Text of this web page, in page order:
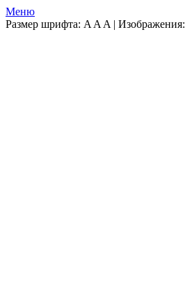
Меню
Размер шрифта: A A A | Изображения: